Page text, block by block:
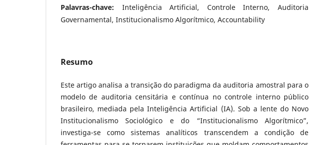
Palavras-chave: Inteligência Artificial, Controle Interno, Auditoria
Governamental, Institucionalismo Algorítmico, Accountability
Resumo
Este artigo analisa a transição do paradigma da auditoria amostral para o
modelo de auditoria censitária e contínua no controle interno público
brasileiro, mediada pela Inteligência Artificial (IA). Sob a lente do Novo
Institucionalismo Sociológico e do “Institucionalismo Algorítmico”,
investiga-se como sistemas analíticos transcendem a condição de